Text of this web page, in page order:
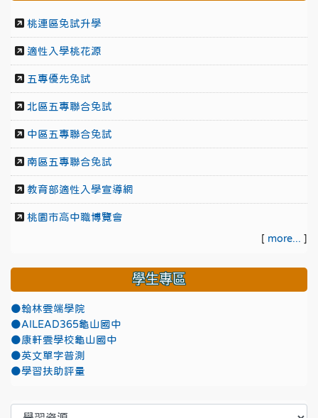
桃連區免試升學
適性入學桃花源
五專優先免試
北區五專聯合免試
中區五專聯合免試
南區五專聯合免試
教育部適性入學宣導網
桃園市高中職博覽會
[ more... ]
學生專區
●翰林雲端學院
●AILEAD365龜山國中
●康軒雲學校龜山國中
●英文單字普測
●學習扶助評量